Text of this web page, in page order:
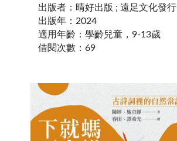
出版者： 晴好出版 ; 遠足文化發行
出版年： 2024
適用年齡： 學齡兒童，9-13歲
借閱次數 ： 69